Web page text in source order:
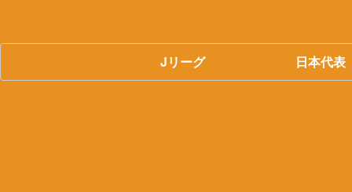
Jリーグ 日本代表